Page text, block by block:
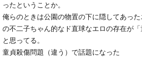
ったということか。
俺らのときは公園の物置の下に隠してあっ
の不二子ちゃん的なド直球なエロの存在が
と思ってる。
童貞殺傷問題（違う）で話題になった